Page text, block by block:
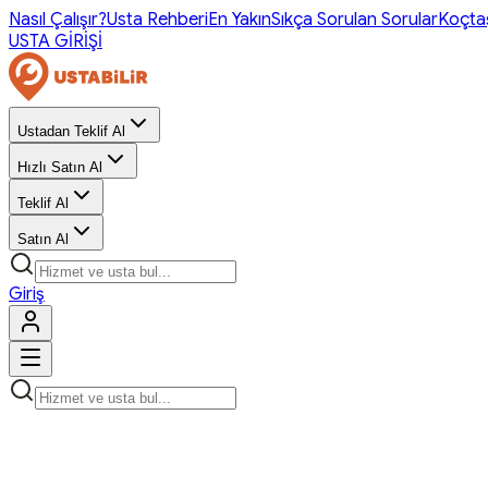
Nasıl Çalışır?Usta RehberiEn YakınSıkça Sorulan Sorular
USTA GİRİŞİ
Ustadan Teklif Al
Hızlı Satın Al
Teklif Al
Satın Al
Giriş